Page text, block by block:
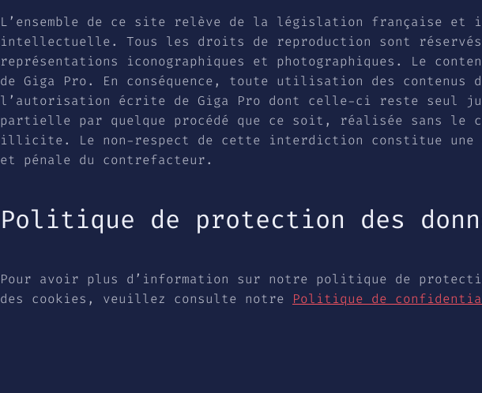
L’ensemble de ce site relève de la législation française
intellectuelle. Tous les droits de reproduction sont
représentations iconographiques et photographiques. Le
de Giga Pro. En conséquence, toute utilisation des contenus
l’autorisation écrite de Giga Pro dont celle-ci reste seul
partielle par quelque procédé que ce soit, réalisée sans le
illicite. Le non-respect de cette interdiction constitue une
et pénale du contrefacteur.
Politique de protection des
Pour avoir plus d’information sur notre politique de
des cookies, veuillez consulte notre Politique de